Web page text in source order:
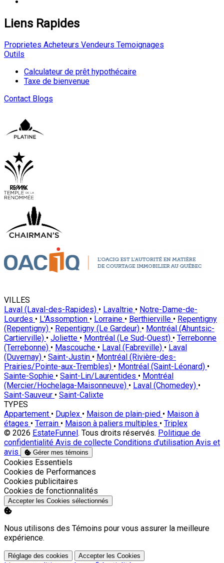
Liens Rapides
Proprietes Acheteurs Vendeurs Temoignages
Outils
Calculateur de prêt hypothécaire
Taxe de bienvenue
Contact Blogs
VILLES
Laval (Laval-des-Rapides) • Lavaltrie • Notre-Dame-de-
Lourdes • L'Assomption • Lorraine • Berthierville • Repentigny
(Repentigny) • Repentigny (Le Gardeur) • Montréal (Ahuntsic-
Cartierville) • Joliette • Montréal (Le Sud-Ouest) • Terrebonne
(Terrebonne) • Mascouche • Laval (Fabreville) • Laval
(Duvernay) • Saint-Justin • Montréal (Rivière-des-
Prairies/Pointe-aux-Trembles) • Montréal (Saint-Léonard) •
Sainte-Sophie • Saint-Lin/Laurentides • Montréal
(Mercier/Hochelaga-Maisonneuve) • Laval (Chomedey) •
Saint-Sauveur • Saint-Calixte
TYPES
Appartement • Duplex • Maison de plain-pied • Maison à
étages • Terrain • Maison à paliers multiples • Triplex
© 2026 EstateFunnel . Tous droits réservés. Politique de
confidentialité Avis de collecte Conditions d’utilisation Avis et
avis
Gérer mes témoins
Activer
Cookies Essentiels
Activer
Cookies de Performances
Activer
Cookies publicitaires
Activer
Cookies de fonctionnalités
Accepter les Cookies sélectionnés
Nous utilisons des Témoins pour vous assurer la meilleure
expérience.
Réglage des cookies Accepter les Cookies